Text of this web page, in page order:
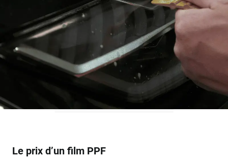
Le prix d’un film PPF